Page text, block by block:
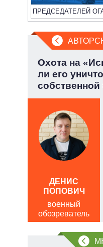
ПРЕДСЕДАТЕЛЕЙ
Охота на
ли его
собственной
ДЕНИС
ПОПОВИЧ
военный
обозреватель